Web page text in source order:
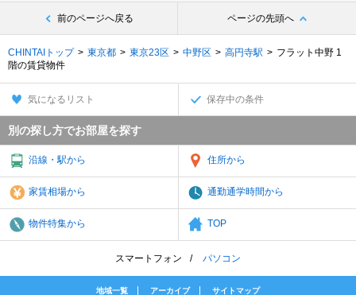
前のページへ戻る ページの先頭へ
CHINTAIトップ 東京都 東京23区 中野区 高円寺駅
フラット中野 1
階の賃貸物件
気になるリスト 保存中の条件
別の探し方でお部屋を探す
沿線・駅から 住所から
家賃相場から 通勤通学時間から
物件特集から TOP
スマートフォン パソコン
地域一覧 アーカイブ サイトマップ